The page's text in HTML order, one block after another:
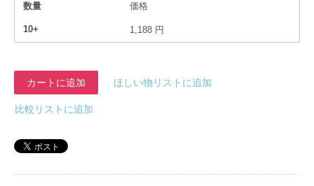
数量 価格
10+ 1,188 円
カートに追加 ほしい物リストに追加
比較リストに追加